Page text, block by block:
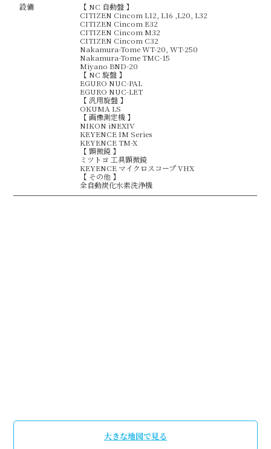
設備
【 NC 自動盤 】
CITIZEN Cincom L12, L16 ,L20, L32
CITIZEN Cincom E32
CITIZEN Cincom M32
CITIZEN Cincom C32
Nakamura-Tome WT-20, WT-250
Nakamura-Tome TMC-15
Miyano BND-20
【 NC 旋盤 】
EGURO NUC-PAL
EGURO NUC-LET
【 汎用旋盤 】
OKUMA LS
【 画像測定機 】
NIKON iNEXIV
KEYENCE IM Series
KEYENCE TM-X
【 顕微鏡 】
ミツトヨ 工具顕微鏡
KEYENCE マイクロスコープ VHX
【 その他 】
全自動炭化水素洗浄機
大きな地図で見る